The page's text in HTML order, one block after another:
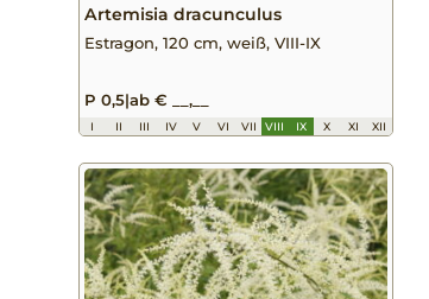
Artemisia dracunculus
Estragon, 120 cm, weiß, VIII-IX
P 0,5|ab € __,__
I II III IV V VI VII VIII IX X XI XII